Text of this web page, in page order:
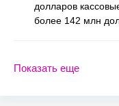
долларов
более 142 млн
Показать еще